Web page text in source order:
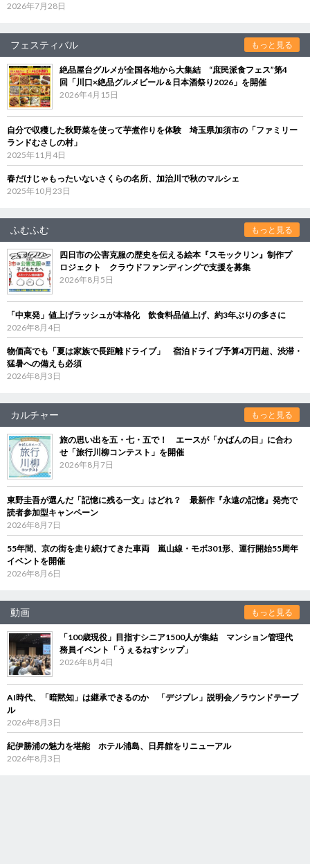
2026年7月28日
フェスティバル もっと見る
絶品屋台グルメが全国各地から大集結 “庶民派食フェス”第4
回「川口×絶品グルメビール＆日本酒祭り2026」を開催
2026年4月15日
自分で収穫した秋野菜を使って芋煮作りを体験 埼玉県加須市の「ファミリー
ランドむさしの村」
2025年11月4日
春だけじゃもったいないさくらの名所、加治川で秋のマルシェ
2025年10月23日
ふむふむ もっと見る
四日市の公害克服の歴史を伝える絵本『スモックリン』制作プ
ロジェクト クラウドファンディングで支援を募集
2026年8月5日
「中東発」値上げラッシュが本格化 飲食料品値上げ、約3年ぶりの多さに
2026年8月4日
物価高でも「夏は家族で長距離ドライブ」 宿泊ドライブ予算4万円超、渋滞・
猛暑への備えも必須
2026年8月3日
カルチャー もっと見る
旅の思い出を五・七・五で！ エースが「かばんの日」に合わ
せ「旅行川柳コンテスト」を開催
2026年8月7日
東野圭吾が選んだ「記憶に残る一文」はどれ？ 最新作『永遠の記憶』発売で
読者参加型キャンペーン
2026年8月7日
55年間、京の街を走り続けてきた車両 嵐山線・モボ301形、運行開始55周年
イベントを開催
2026年8月6日
動画 もっと見る
「100歳現役」目指すシニア1500人が集結 マンション管理代
務員イベント「うぇるねすシップ」
2026年8月4日
AI時代、「暗黙知」は継承できるのか 「デジブレ」説明会／ラウンドテーブ
ル
2026年8月3日
紀伊勝浦の魅力を堪能 ホテル浦島、日昇館をリニューアル
2026年8月3日